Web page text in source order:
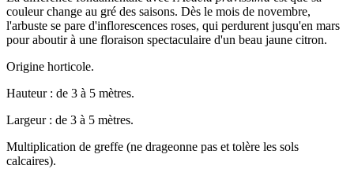
couleur change au gré des saisons. Dès le mois de novembre,
l'arbuste se pare d'inflorescences roses, qui perdurent jusqu'en mars
pour aboutir à une floraison spectaculaire d'un beau jaune citron.
Origine horticole.
Hauteur : de 3 à 5 mètres.
Largeur : de 3 à 5 mètres.
Multiplication de greffe (ne drageonne pas et tolère les sols
calcaires).